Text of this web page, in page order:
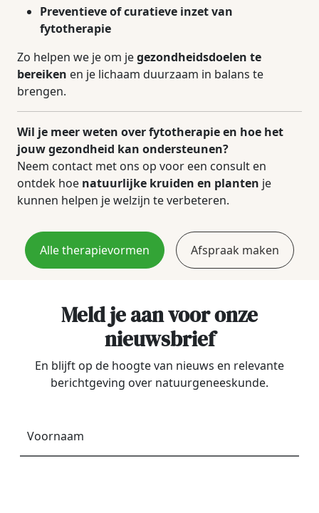
Preventieve of curatieve inzet van
fytotherapie
Zo helpen we je om jegezondheidsdoelen te
bereiken en je lichaam duurzaam in balans te
brengen.
Wil je meer weten over fytotherapie en hoe het
jouw gezondheid kan ondersteunen?
Neem contact met ons op voor een consult en
ontdek hoe natuurlijke kruiden en planten je
kunnen helpen je welzijn te verbeteren.
Alle therapievormen Afspraak maken
Meld je aan voor onze
nieuwsbrief
En blijft op de hoogte van nieuws en relevante
berichtgeving over natuurgeneeskunde.